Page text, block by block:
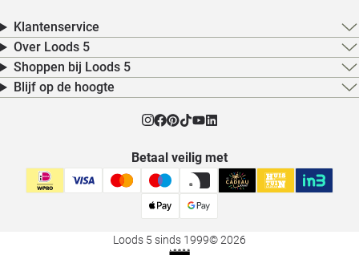
Klantenservice
Over Loods 5
Shoppen bij Loods 5
Blijf op de hoogte
Betaal veilig met
Loods 5 sinds 1999© 2026